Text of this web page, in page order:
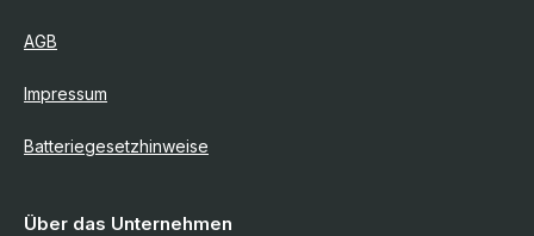
AGB
Impressum
Batteriegesetzhinweise
Über das Unternehmen